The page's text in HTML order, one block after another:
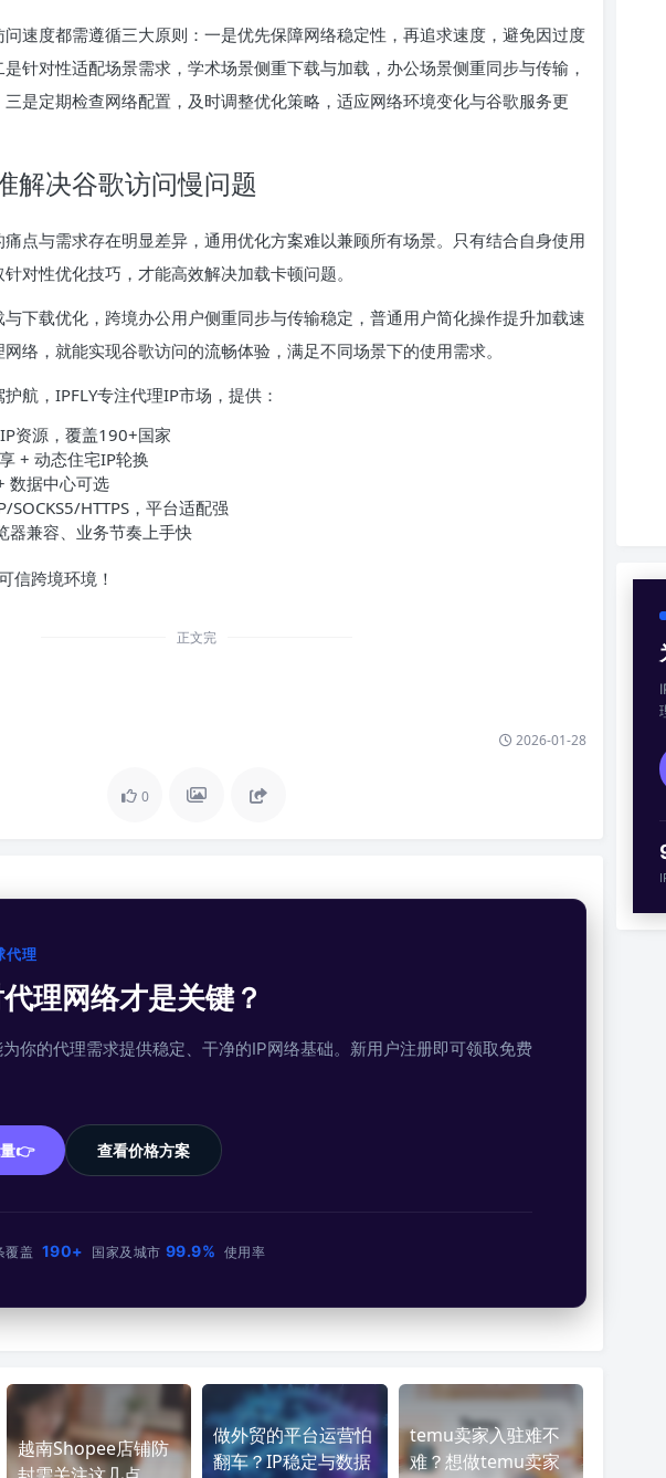
速度都需遵循三大原则：一是优先保障网络稳定性，再追求速度，避免因过度
针对性适配场景需求，学术场景侧重下载与加载，办公场景侧重同步与传输，
是定期检查网络配置，及时调整优化策略，适应网络环境变化与谷歌服务更
解决谷歌访问慢问题
点与需求存在明显差异，通用优化方案难以兼顾所有场景。只有结合自身使用
对性优化技巧，才能高效解决加载卡顿问题。
下载优化，跨境办公用户侧重同步与传输稳定，普通用户简化操作提升加载速
络，就能实现谷歌访问的流畅体验，满足不同场景下的使用需求。
航，IPFLY专注代理IP市场，提供：
资源，覆盖190+国家
+ 动态住宅IP轮换
数据中心可选
SOCKS5/HTTPS，平台适配强
器兼容、业务节奏上手快
信跨境环境！
正文完
2026-01-28
0
代理
理网络才是关键？
你的代理需求提供稳定、干净的IP网络基础。新用户注册即可领取免费
👉 查看价格方案
覆盖 190+ 国家及城市 99.9% 使用率
越南Shopee店铺防
做外贸的平台运营怕
翻车？IP稳定与数据
temu卖家入驻难不
难？想做temu卖家